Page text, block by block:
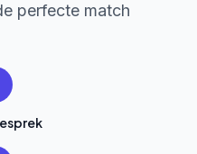
perfecte match